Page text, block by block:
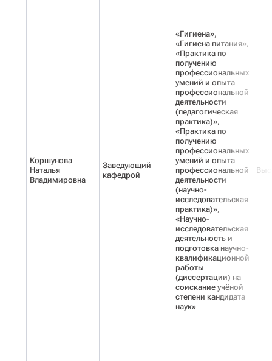
Коршунова
Наталья
Владимировна
Заведующий
кафедрой
«Гигиена»,
«Гигиена питания»,
«Практика по
получению
профессиональных
умений и опыта
профессиональной
деятельности
(педагогическая
практика)»,
«Практика по
получению
профессиональных
умений и опыта
профессиональной
деятельности
(научно-
исследовательская
практика)»,
«Научно-
исследовательская
деятельность и
подготовка научно-
квалификационной
работы
(диссертации) на
соискание учёной
степени кандидата
наук»